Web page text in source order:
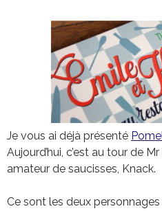
Je vous ai déjà présenté
Aujourd’hui, c’est au tour de
amateur de saucisses, Knack.
Ce sont les deux